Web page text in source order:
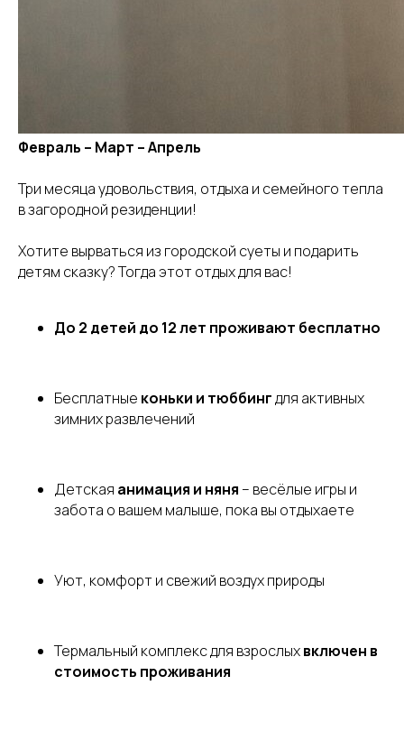
Февраль – Март – Апрель
Три месяца удовольствия, отдыха и семейного тепла
в загородной резиденции!
Хотите вырваться из городской суеты и подарить
детям сказку? Тогда этот отдых для вас!
До 2 детей до 12 лет проживают бесплатно
Бесплатные коньки и тюббингдля активных
зимних развлечений
Детская анимация и няня – весёлые игры и
забота о вашем малыше, пока вы отдыхаете
Уют, комфорт и свежий воздух природы
Термальный комплекс для взрослыхвключен в
стоимость проживания